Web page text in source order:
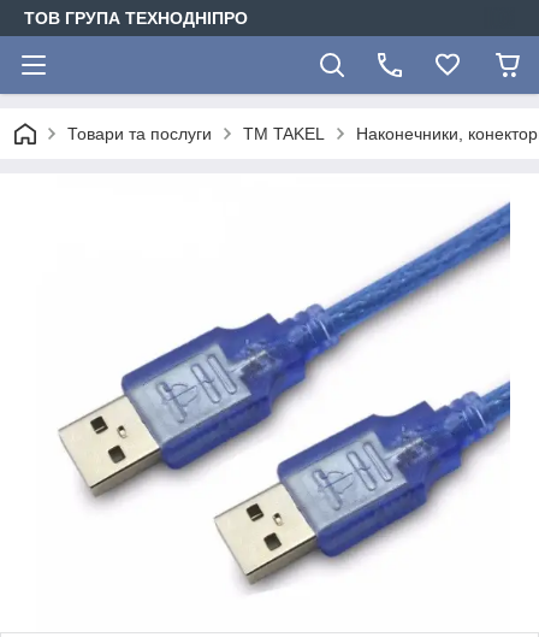
ТОВ ГРУПА ТЕХНОДНІПРО
Товари та послуги TM TAKEL Наконечники,